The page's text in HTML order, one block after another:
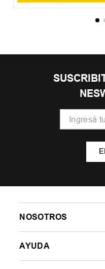
NOSOTROS
AYUDA